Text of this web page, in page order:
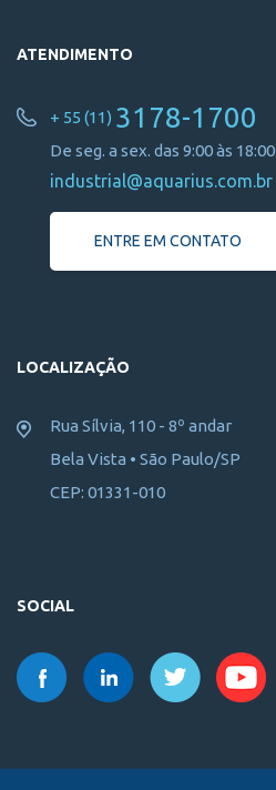
ATENDIMENTO
+ 55 (11) 3178-1700
De seg. a sex. das 9:00 às 18:00
industrial@aquarius.com.br
ENTRE EM CONTATO
LOCALIZAÇÃO
Rua Sílvia, 110 - 8º andar
Bela Vista • São Paulo/SP
CEP: 01331-010
SOCIAL